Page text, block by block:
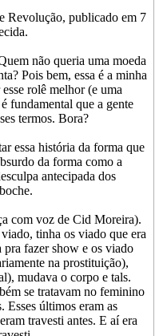
Revolução, publicado em 7
não queria uma moeda
Pois bem, essa é a minha
rolê melhor (e uma
fundamental que a gente
termos. Bora?
essa história da forma que
da forma como a
antecipada dos
com voz de Cid Moreira).
tinha os viado que era
pra fazer show e os viado
na prostituição),
mudava o corpo e tals.
se tratavam no feminino
Esses últimos eram as
travesti antes. E aí era